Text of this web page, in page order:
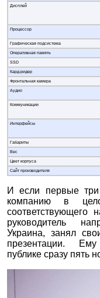
Дисплей
Процессор
Графическая подсистема
Оперативная память
SSD
Кард-ридер
Фронтальная камера
Аудио
Коммуникации
Интерфейсы
Габариты
Вес
Цвет корпуса
Сайт производителя
И если первые три
компанию в
соответствующего
руководитель
Украина, занял
презентации. Ему
публике сразу пять